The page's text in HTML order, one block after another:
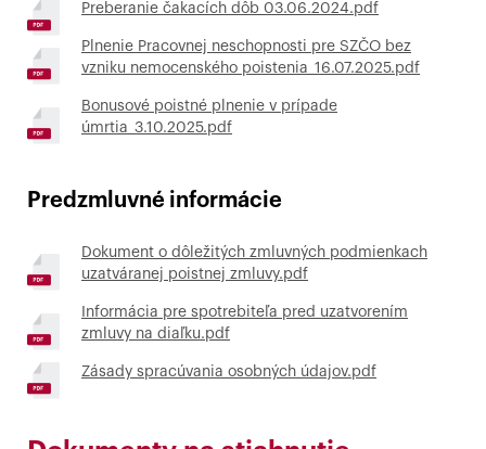
Preberanie čakacích dôb 03.06.2024.pdf
Plnenie Pracovnej neschopnosti pre SZČO bez
vzniku nemocenského poistenia_16.07.2025.pdf
Bonusové poistné plnenie v prípade
úmrtia_3.10.2025.pdf
Predzmluvné informácie
Dokument o dôležitých zmluvných podmienkach
uzatváranej poistnej zmluvy.pdf
Informácia pre spotrebiteľa pred uzatvorením
zmluvy na diaľku.pdf
Zásady spracúvania osobných údajov.pdf